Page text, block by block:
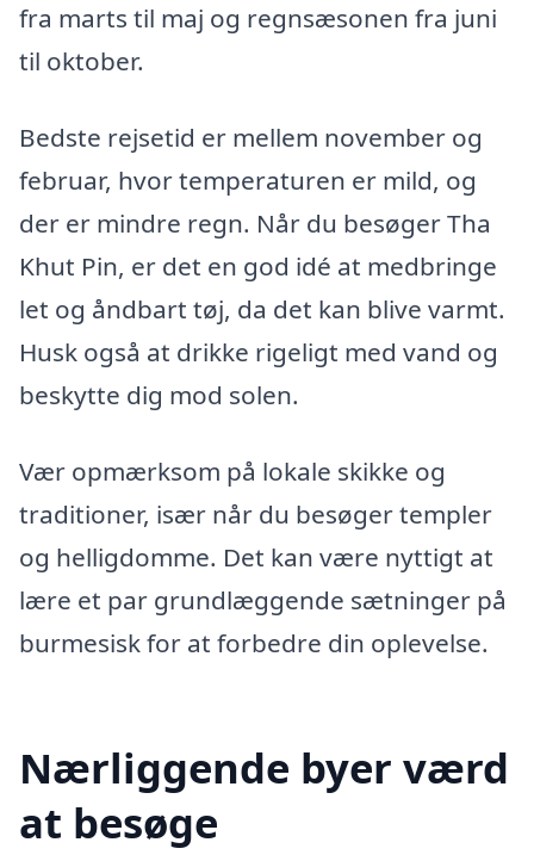
fra marts til maj og regnsæsonen fra juni
til oktober.
Bedste rejsetid er mellem november og
februar, hvor temperaturen er mild, og
der er mindre regn. Når du besøger Tha
Khut Pin, er det en god idé at medbringe
let og åndbart tøj, da det kan blive varmt.
Husk også at drikke rigeligt med vand og
beskytte dig mod solen.
Vær opmærksom på lokale skikke og
traditioner, især når du besøger templer
og helligdomme. Det kan være nyttigt at
lære et par grundlæggende sætninger på
burmesisk for at forbedre din oplevelse.
Nærliggende byer værd
at besøge